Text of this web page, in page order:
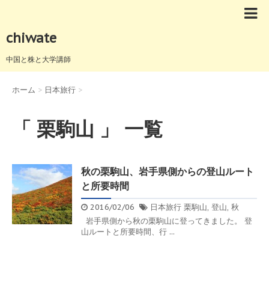
chiwate
中国と株と大学講師
ホーム > 日本旅行 >
「 栗駒山 」 一覧
秋の栗駒山、岩手県側からの登山ルート
と所要時間
2016/02/06 日本旅行 栗駒山, 登山, 秋
岩手県側から秋の栗駒山に登ってきました。 登
山ルートと所要時間、行 ...